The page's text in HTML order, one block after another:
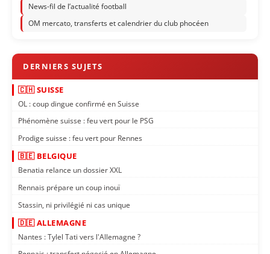
News-fil de l’actualité football
OM mercato, transferts et calendrier du club phocéen
🇨🇭 SUISSE
OL : coup dingue confirmé en Suisse
Phénomène suisse : feu vert pour le PSG
Prodige suisse : feu vert pour Rennes
🇧🇪 BELGIQUE
Benatia relance un dossier XXL
Rennais prépare un coup inouï
Stassin, ni privilégié ni cas unique
🇩🇪 ALLEMAGNE
Nantes : Tylel Tati vers l'Allemagne ?